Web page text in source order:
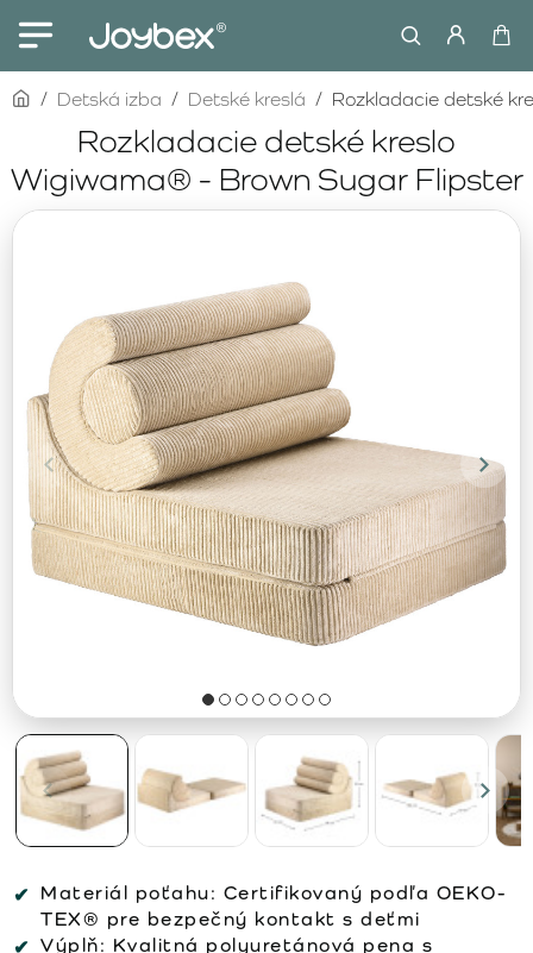
Rozkladacie detské kreslo
Wigiwama® - Brown Sugar Flipster
homeDetská izba Detské kreslá Rozkladacie detské
Materiál poťahu: Certifikovaný podľa OEKO-
TEX® pre bezpečný kontakt s deťmi
Výplň: Kvalitná polyuretánová pena s